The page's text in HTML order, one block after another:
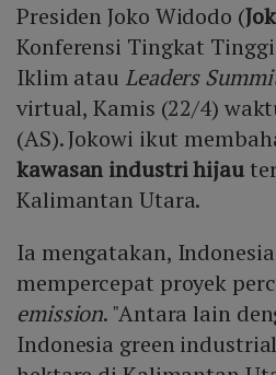
Presiden Joko Widodo (
Konferensi Tingkat
Iklim atau Leaders
virtual, Kamis (22/4)
(AS). Jokowi ikut
kawasan industri hijau
Kalimantan Utara.
Ia mengatakan,
mempercepat proyek
emission. "Antara lain
Indonesia green